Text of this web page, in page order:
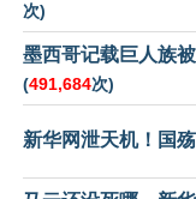
次)
墨西哥记载巨人族
(491,684次)
新华网泄天机！国